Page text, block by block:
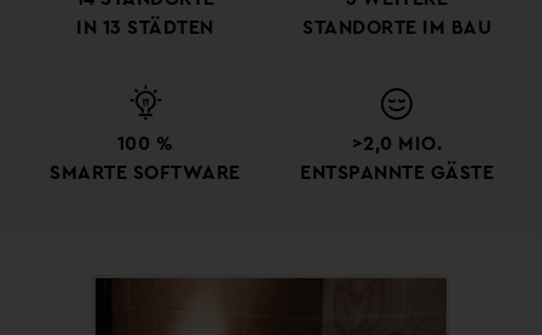
IN 13 STÄDTEN
STANDORTE IM BAU
100 %
SMARTE SOFTWARE
>2,0 MIO.
ENTSPANNTE GÄSTE